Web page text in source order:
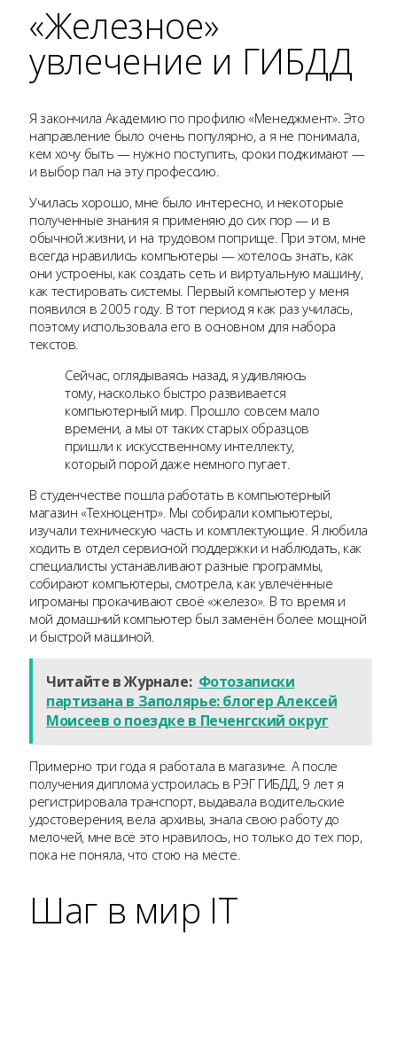
«Железное»
увлечение и ГИБДД
Я закончила Академию по профилю «Менеджмент». Это
направление было очень популярно, а я не понимала,
кем хочу быть — нужно поступить, сроки поджимают —
и выбор пал на эту профессию.
Училась хорошо, мне было интересно, и некоторые
полученные знания я применяю до сих пор — и в
обычной жизни, и на трудовом поприще. При этом, мне
всегда нравились компьютеры — хотелось знать, как
они устроены, как создать сеть и виртуальную машину,
как тестировать системы. Первый компьютер у меня
появился в 2005 году. В тот период я как раз училась,
поэтому использовала его в основном для набора
текстов.
Сейчас, оглядываясь назад, я удивляюсь
тому, насколько быстро развивается
компьютерный мир. Прошло совсем мало
времени, а мы от таких старых образцов
пришли к искусственному интеллекту,
который порой даже немного пугает.
В студенчестве пошла работать в компьютерный
магазин «Техноцентр». Мы собирали компьютеры,
изучали техническую часть и комплектующие. Я любила
ходить в отдел сервисной поддержки и наблюдать, как
специалисты устанавливают разные программы,
собирают компьютеры, смотрела, как увлечённые
игроманы прокачивают своё «железо». В то время и
мой домашний компьютер был заменён более мощной
и быстрой машиной.
Читайте в Журнале: Фотозаписки
партизана в Заполярье: блогер Алексей
Моисеев о поездке в Печенгский округ
Примерно три года я работала в магазине. А после
получения диплома устроилась в РЭГ ГИБДД, 9 лет я
регистрировала транспорт, выдавала водительские
удостоверения, вела архивы, знала свою работу до
мелочей, мне всё это нравилось, но только до тех пор,
пока не поняла, что стою на месте.
Шаг в мир IT